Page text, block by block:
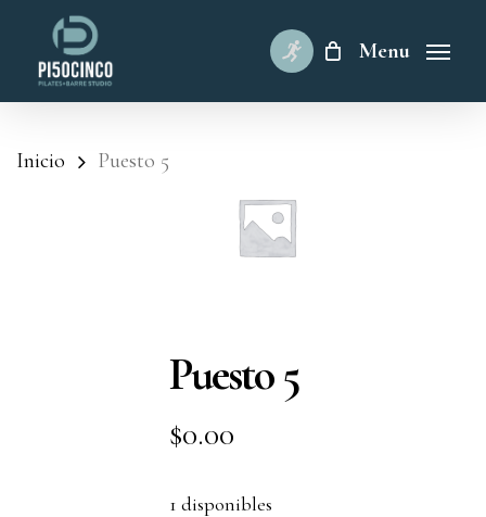
content
Menu
Inicio Puesto 5
Puesto 5
$0.00
1 disponibles